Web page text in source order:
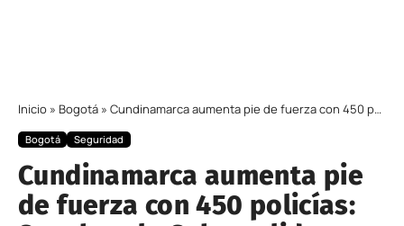
Inicio » Bogotá » Cundinamarca aumenta pie de fuerza con 450 policías: Soacha y la Sabana lideran el refuerzo de seguridad
Bogotá Seguridad
Cundinamarca aumenta pie
de fuerza con 450 policías: